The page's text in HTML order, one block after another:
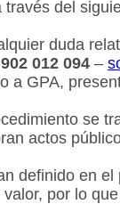
través del
duda
902 012 094 –
a GPA,
se
actos
definido en
valor, por lo